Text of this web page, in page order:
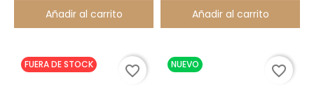
Añadir al carrito Añadir al carrito
FUERA DE STOCK favorite_border NUEVO favorite_border